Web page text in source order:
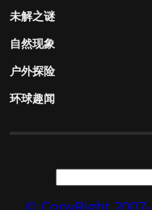
未解之谜
自然现象
户外探险
环球趣闻